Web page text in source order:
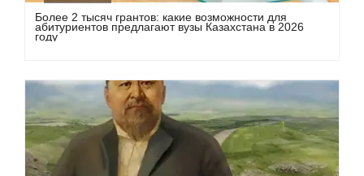
Более 2 тысяч грантов: какие возможности для
абитуриентов предлагают вузы Казахстана в 2026
году